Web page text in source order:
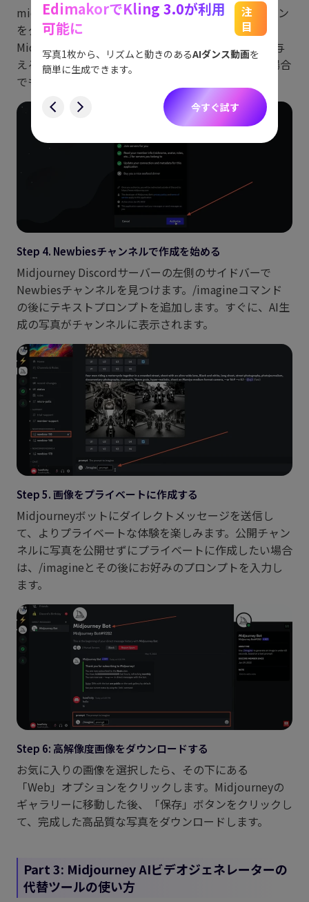
midjourney.comの右下隅にある「サインイン」ボタン
をクリックします。ここで、Discordプロフィールと
Midjourneyをリンクするためにアカウントの許可を与
える必要があります。トライアル機能を試している場合
でも、このステップを実行する必要があります。
Step 4. Newbiesチャンネルで作成を始める
Midjourney Discordサーバーの左側のサイドバーで
Newbiesチャンネルを見つけます。/imagineコマンド
の後にテキストプロンプトを追加します。すぐに、AI生
成の写真がチャンネルに表示されます。
Step 5. 画像をプライベートに作成する
Midjourneyボットにダイレクトメッセージを送信し
て、よりプライベートな体験を楽しみます。公開チャン
ネルに写真を公開せずにプライベートに作成したい場合
は、/imagineとその後にお好みのプロンプトを入力し
ます。
Step 6: 高解像度画像をダウンロードする
お気に入りの画像を選択したら、その下にある
「Web」オプションをクリックします。Midjourneyの
ギャラリーに移動した後、「保存」ボタンをクリックし
て、完成した高品質な写真をダウンロードします。
Part 3: Midjourney AIビデオジェネレーターの
代替ツールの使い方
スム
EdimakorでKling 3.0が利用
可能に
注
目
写真1枚から、リズムと動きのあるAIダンス動画を
簡単に生成できます。
今すぐ試す
ョッ
にも